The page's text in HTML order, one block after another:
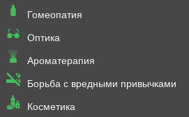
Гомеопатия
Оптика
Ароматерапия
Борьба с вредными привычками
Косметика